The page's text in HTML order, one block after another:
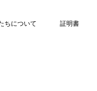
ちについて 証明書